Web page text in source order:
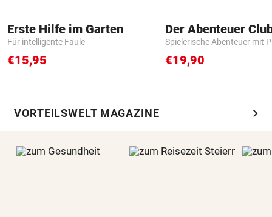
Erste Hilfe im Garten
Für intelligente Faule
€15,95
Der Abenteuer
Spielerische Abenteuer mit
€19,90
VORTEILSWELT MAGAZINE chevron_right